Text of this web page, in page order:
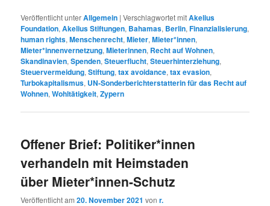
Veröffentlicht unterAllgemein |Verschlagwortet mitAkelius
Foundation,Akelius Stiftungen, Bahamas, Berlin,Finanzialisierung,
human rights,Menschenrecht,Mieter,Mieter*innen,
Mieter*innenvernetzung,Mieterinnen, Recht auf Wohnen,
Skandinavien,Spenden,Steuerflucht,Steuerhinterziehung,
Steuervermeidung,Stiftung,tax avoidance,tax evasion,
Turbokapitalismus, UN-Sonderberichterstatterin für das Recht auf
Wohnen,Wohltätigkeit,Zypern
Offener Brief: Politiker*innen
verhandeln mit Heimstaden
über Mieter*innen-Schutz
Veröffentlicht am20. November 2021 vonr.